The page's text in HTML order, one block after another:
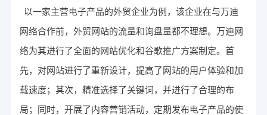
以一家主营电子产品的外贸企业为例，该企业在与万迪
网络合作前，外贸网站的流量和询盘量都不理想。万迪网
络为其进行了全面的网站优化和谷歌推广方案制定。首
先，对网站进行了重新设计，提高了网站的用户体验和加
载速度；其次，精准选择了关键词，并进行了合理的布
局；同时，开展了内容营销活动，定期发布电子产品的使